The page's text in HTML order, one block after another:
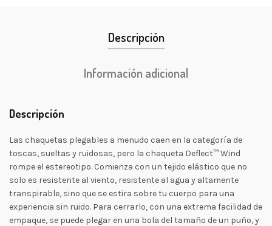
Descripción
Información adicional
Descripción
Las chaquetas plegables a menudo caen en la categoría de
toscas, sueltas y ruidosas, pero la chaqueta Deflect™ Wind
rompe el estereotipo. Comienza con un tejido elástico que no
solo es resistente al viento, resistente al agua y altamente
transpirable, sino que se estira sobre tu cuerpo para una
experiencia sin ruido. Para cerrarlo, con una extrema facilidad de
empaque, se puede plegar en una bola del tamaño de un puño, y